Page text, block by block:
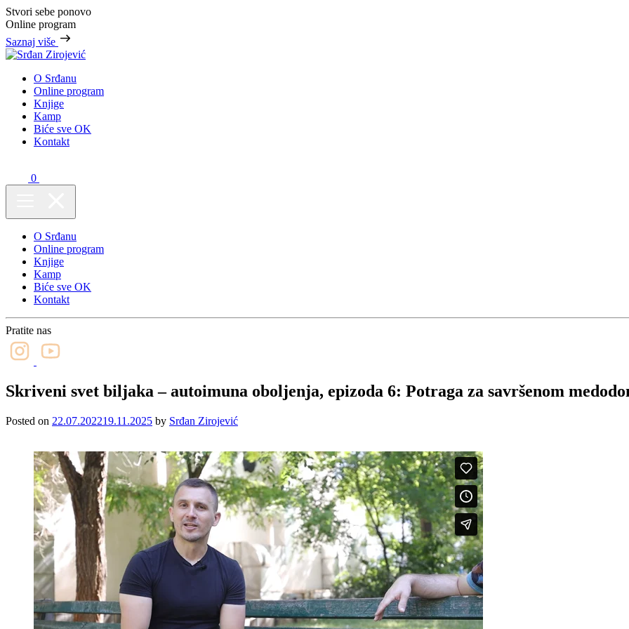
Stvori sebe ponovo
Online program
Saznaj više
O Srđanu
Online program
Knjige
Kamp
Biće sve OK
Kontakt
0
O Srđanu
Online program
Knjige
Kamp
Biće sve OK
Kontakt
Pratite nas
Skriveni svet biljaka – autoimuna oboljenja, epizoda 6: Potraga za savršenom
Posted on 22.07.202219.11.2025 by Srđan Zirojević